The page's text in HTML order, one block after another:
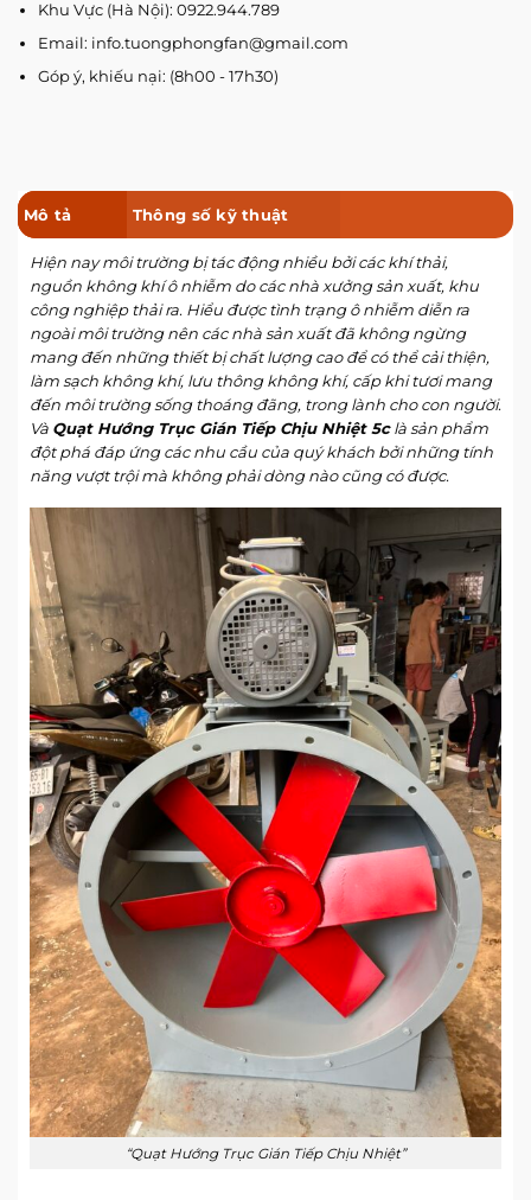
Khu Vực (Hà Nội): 0922.944.789
Email: info.tuongphongfan@gmail.com
Góp ý, khiếu nại: (8h00 - 17h30)
Mô tả Thông số kỹ thuật
Hiện nay môi trường bị tác động nhiều bởi các khí thải,
nguồn không khí ô nhiễm do các nhà xưởng sản xuất, khu
công nghiệp thải ra. Hiểu được tình trạng ô nhiễm diễn ra
ngoài môi trường nên các nhà sản xuất đã không ngừng
mang đến những thiết bị chất lượng cao để có thể cải thiện,
làm sạch không khí, lưu thông không khí, cấp khi tươi mang
đến môi trường sống thoáng đãng, trong lành cho con người.
Và Quạt Hướng Trục Gián TiếpChịu Nhiệt 5clà sản phẩm
đột phá đáp ứng các nhu cầu của quý khách bởi những tính
năng vượt trội mà không phải dòng nào cũng có được.
“Quạt Hướng Trục Gián Tiếp Chịu Nhiệt”